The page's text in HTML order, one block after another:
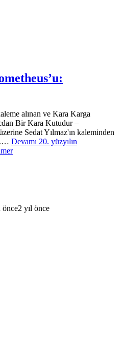
alınan ve Kara Karga
Bir Kara Kutudur –
Sedat Yılmaz'ın kaleminden
Devamı 20. yüzyılın
önce2 yıl önce